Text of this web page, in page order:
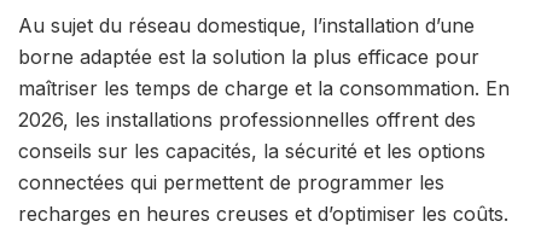
Au sujet du réseau domestique, l’installation d’une
borne adaptée est la solution la plus efficace pour
maîtriser les temps de charge et la consommation. En
2026, les installations professionnelles offrent des
conseils sur les capacités, la sécurité et les options
connectées qui permettent de programmer les
recharges en heures creuses et d’optimiser les coûts.